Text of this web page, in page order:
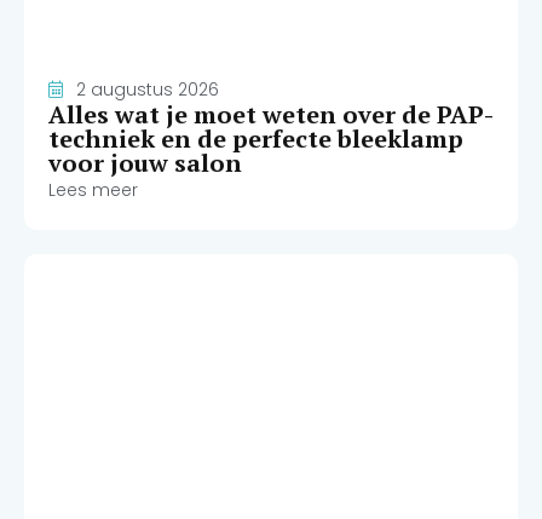
2 augustus 2026
Alles wat je moet weten over de PAP-
techniek en de perfecte bleeklamp
voor jouw salon
Lees meer